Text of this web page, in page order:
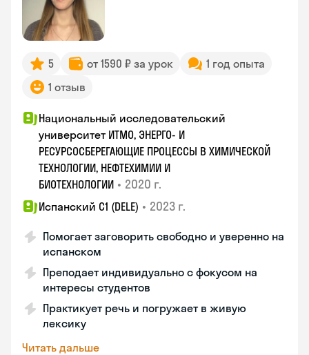
5 от 1590 ₽ за урок
1 год опыта
1 отзыв
Национальный исследовательский
университет ИТМО, ЭНЕРГО- И
РЕСУРСОСБЕРЕГАЮЩИЕ ПРОЦЕССЫ В ХИМИЧЕСКОЙ
ТЕХНОЛОГИИ, НЕФТЕХИМИИ И
БИОТЕХНОЛОГИИ • 2020 г.
Испанский С1 (DELE) • 2023 г.
Помогает заговорить свободно и уверенно на
испанском
Преподает индивидуально с фокусом на
интересы студентов
Практикует речь и погружает в живую
лексику
Читать дальше